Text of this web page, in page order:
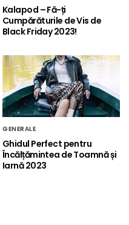
Kalapod – Fă-ți
Cumpărăturile de Vis de
Black Friday 2023!
GENERALE
Ghidul Perfect pentru
Încălțămintea de Toamnă și
Iarnă 2023